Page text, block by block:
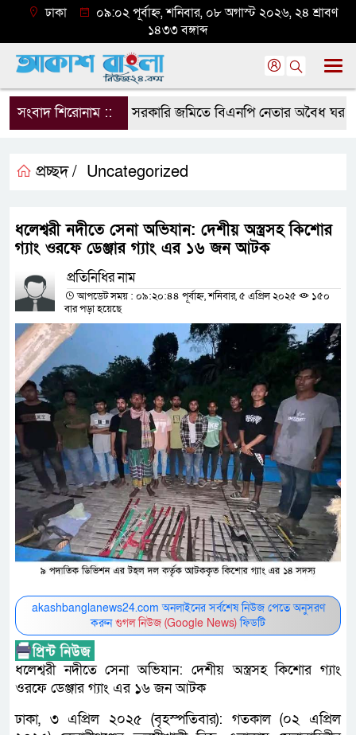
ঢাকা
০৯:০২ পূর্বাহ্ন, শনিবার, ০৮ অগাস্ট ২০২৬, ২৪ শ্রাবণ
১৪৩৩ বঙ্গাব্দ
সংবাদ শিরোনাম ::সরকারি জমিতে বিএনপি নেতার অবৈধ ঘর
প্রচ্ছদ / Uncategorized
ধলেশ্বরী নদীতে সেনা অভিযান: দেশীয় অস্ত্রসহ কিশোর
গ্যাং ওরফে ডেঞ্জার গ্যাং এর ১৬ জন আটক
প্রতিনিধির নাম
আপডেট সময় : ০৯:২০:৪৪ পূর্বাহ্ন, শনিবার, ৫ এপ্রিল ২০২৫
১৫০
বার পড়া হয়েছে
akashbanglanews24.com অনলাইনের সর্বশেষ নিউজ পেতে অনুসরণ
করুনগুগল নিউজ (Google News)ফিডটি
ধলেশ্বরী নদীতে সেনা অভিযান: দেশীয় অস্ত্রসহ কিশোর গ্যাং
ওরফে ডেঞ্জার গ্যাং এর ১৬ জন আটক
ঢাকা, ৩ এপ্রিল ২০২৫ (বৃহস্পতিবার): গতকাল (০২ এপ্রিল